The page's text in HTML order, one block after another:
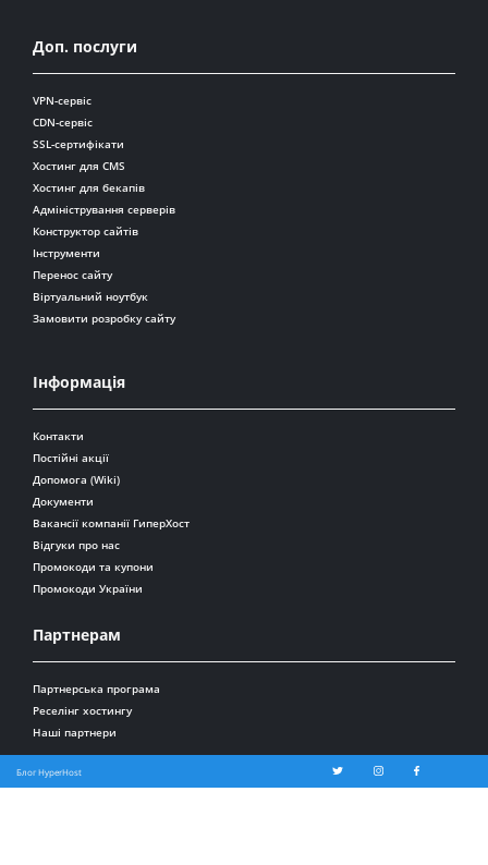
Доп. послуги
VPN-сервіс
CDN-сервіс
SSL-сертифікати
Хостинг для CMS
Хостинг для бекапів
Адміністрування серверів
Конструктор сайтів
Інструменти
Перенос сайту
Віртуальний ноутбук
Замовити розробку сайту
Інформація
Контакти
Постійні акції
Допомога (Wiki)
Документи
Вакансії компанії ГиперХост
Відгуки про нас
Промокоди та купони
Промокоди України
Партнерам
Партнерська програма
Реселінг хостингу
Наші партнери
Блог HyperHost